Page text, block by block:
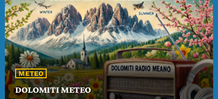
La freschezza di ALLGODAY Report
Terza pagina magazine.
METEO
DOLOMITI METEO